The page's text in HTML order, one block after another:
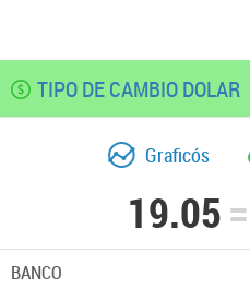
TIPO DE CAMBIO DOLAR
Graficós
19.05
BANCO